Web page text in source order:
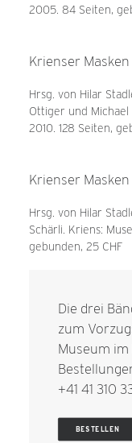
2005. 84 Seiten,
Krienser Masken
Hrsg. von Hilar
Ottiger und Michael
2010. 128 Seiten,
Krienser
Hrsg. von Hilar
Schärli. Kriens:
gebunden, 25 CHF
Die drei
zum
Museum
+41 41 310
BESTELLEN